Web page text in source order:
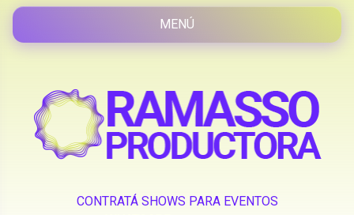
CONTRATÁ SHOWS PARA EVENTOS